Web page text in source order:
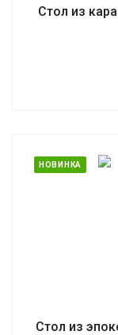
Стол из
НОВИНКА
Стол из